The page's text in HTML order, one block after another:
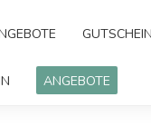
GUTSCHEIN
ANGEBOTE